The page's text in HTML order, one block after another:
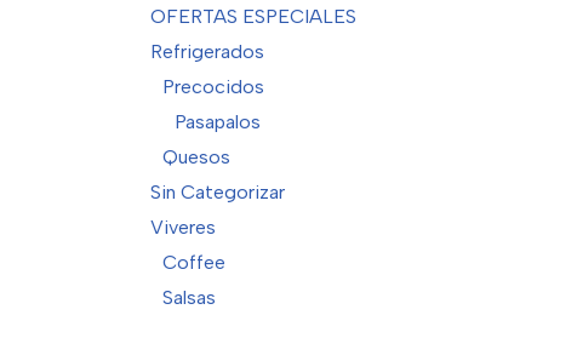
OFERTAS ESPECIALES
Refrigerados
Precocidos
Pasapalos
Quesos
Sin Categorizar
Viveres
Coffee
Salsas